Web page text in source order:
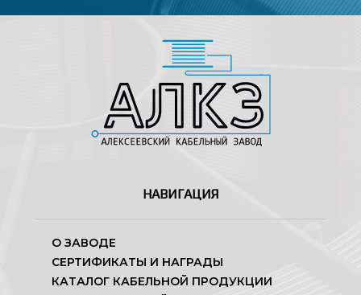
НАВИГАЦИЯ
О ЗАВОДЕ
СЕРТИФИКАТЫ И НАГРАДЫ
КАТАЛОГ КАБЕЛЬНОЙ ПРОДУКЦИИ